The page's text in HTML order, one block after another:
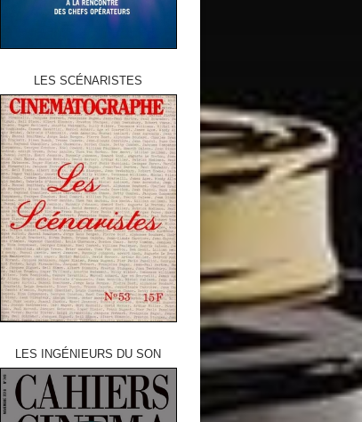
LES SCÉNARISTES
LES INGÉNIEURS DU SON